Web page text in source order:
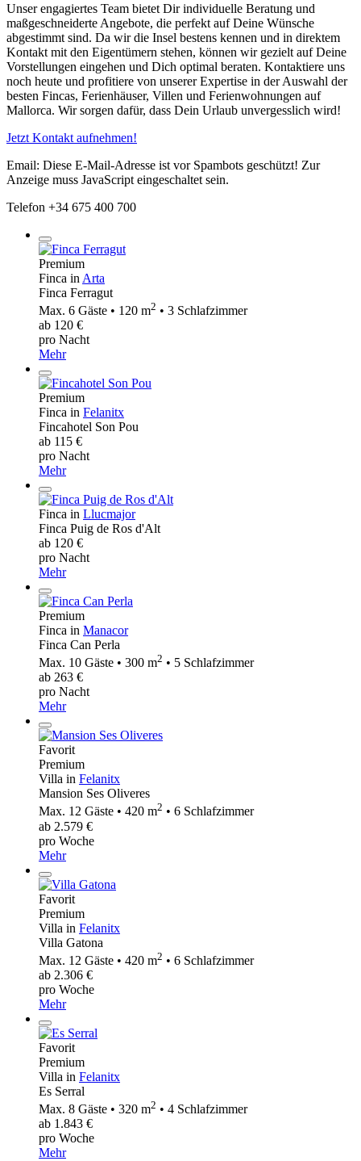
Unser engagiertes Team bietet Dir individuelle Beratung und
maßgeschneiderte Angebote, die perfekt auf Deine Wünsche
abgestimmt sind. Da wir die Insel bestens kennen und in direktem
Kontakt mit den Eigentümern stehen, können wir gezielt auf Deine
Vorstellungen eingehen und Dich optimal beraten. Kontaktiere uns
noch heute und profitiere von unserer Expertise in der Auswahl der
besten Fincas, Ferienhäuser, Villen und Ferienwohnungen auf
Mallorca. Wir sorgen dafür, dass Dein Urlaub unvergesslich wird!
Jetzt Kontakt aufnehmen!
Email: Diese E-Mail-Adresse ist vor Spambots geschützt! Zur
Anzeige muss JavaScript eingeschaltet sein.
Telefon +34 675 400 700
Premium
Finca in Arta
Finca Ferragut
Max. 6 Gäste • 120 m2 • 3 Schlafzimmer
ab 120 €
pro Nacht
Mehr
Premium
Finca in Felanitx
Fincahotel Son Pou
ab 115 €
pro Nacht
Mehr
Finca in Llucmajor
Finca Puig de Ros d'Alt
ab 120 €
pro Nacht
Mehr
Premium
Finca in Manacor
Finca Can Perla
Max. 10 Gäste • 300 m2 • 5 Schlafzimmer
ab 263 €
pro Nacht
Mehr
Favorit
Premium
Villa in Felanitx
Mansion Ses Oliveres
Max. 12 Gäste • 420 m2 • 6 Schlafzimmer
ab 2.579 €
pro Woche
Mehr
Favorit
Premium
Villa in Felanitx
Villa Gatona
Max. 12 Gäste • 420 m2 • 6 Schlafzimmer
ab 2.306 €
pro Woche
Mehr
Favorit
Premium
Villa in Felanitx
Es Serral
Max. 8 Gäste • 320 m2 • 4 Schlafzimmer
ab 1.843 €
pro Woche
Mehr